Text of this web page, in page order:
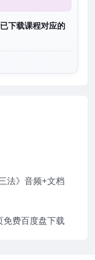
下载课程对应的
法》音频+文档
费百度盘下载